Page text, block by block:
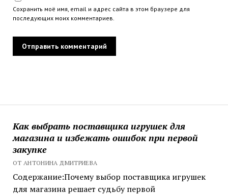
Как выбрать поставщика игрушек для
магазина и избежать ошибок при первой
закупке
ОТ АНТОНИНА ДМИТРИЕВА
Содержание:Почему выбор поставщика игрушек
для магазина решает судьбу первой
Сохранить моё имя, email и адрес сайта в этом браузере для
последующих моих комментариев.